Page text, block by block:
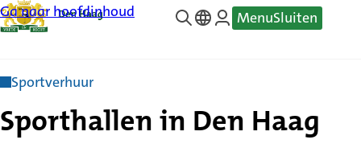
Ga naar hoofdinhoud
—
MenuSluiten
Sportverhuur
Sporthallen in Den Haag